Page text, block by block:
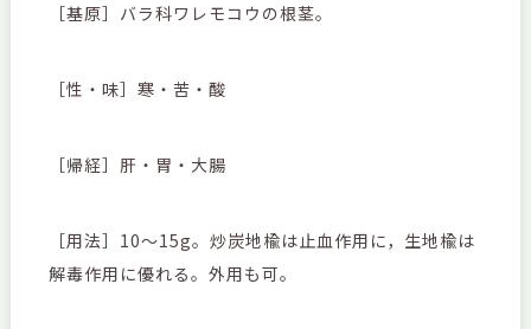
［基原］バラ科ワレモコウの根茎。
［性・味］寒・苦・酸
［帰経］肝・胃・大腸
［用法］10～15g。炒炭地楡は止血作用に，生地楡は
解毒作用に優れる。外用も可。